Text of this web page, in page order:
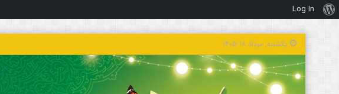
درباره
وردپرس
Log In
یکشنبه, مرداد ۱۸ ۱۴۰۵